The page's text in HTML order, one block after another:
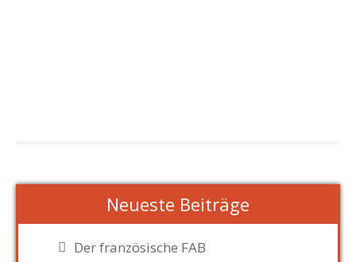
Neueste Beiträge
Der französische FAB